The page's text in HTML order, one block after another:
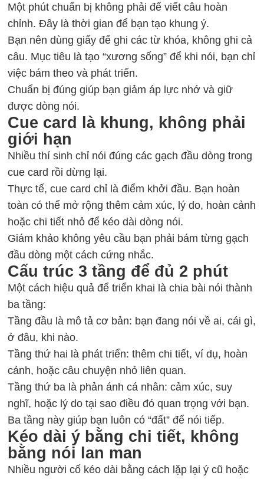
Một phút chuẩn bị không phải để viết câu hoàn
chỉnh. Đây là thời gian để bạn tạo khung ý.
Bạn nên dùng giấy để ghi các từ khóa, không ghi cả
câu. Mục tiêu là tạo “xương sống” để khi nói, bạn chỉ
việc bám theo và phát triển.
Chuẩn bị đúng giúp bạn giảm áp lực nhớ và giữ
được dòng nói.
Cue card là khung, không phải
giới hạn
Nhiều thí sinh chỉ nói đúng các gạch đầu dòng trong
cue card rồi dừng lại.
Thực tế, cue card chỉ là điểm khởi đầu. Bạn hoàn
toàn có thể mở rộng thêm cảm xúc, lý do, hoàn cảnh
hoặc chi tiết nhỏ để kéo dài dòng nói.
Giám khảo không yêu cầu bạn phải bám từng gạch
đầu dòng một cách cứng nhắc.
Cấu trúc 3 tầng để đủ 2 phút
Một cách hiệu quả để triển khai là chia bài nói thành
ba tầng:
Tầng đầu là mô tả cơ bản: bạn đang nói về ai, cái gì,
ở đâu, khi nào.
Tầng thứ hai là phát triển: thêm chi tiết, ví dụ, hoàn
cảnh, hoặc câu chuyện nhỏ liên quan.
Tầng thứ ba là phản ánh cá nhân: cảm xúc, suy
nghĩ, hoặc lý do tại sao điều đó quan trọng với bạn.
Ba tầng này giúp bạn luôn có “đất” để nói tiếp.
Kéo dài ý bằng chi tiết, không
bằng nói lan man
Nhiều người cố kéo dài bằng cách lặp lại ý cũ hoặc